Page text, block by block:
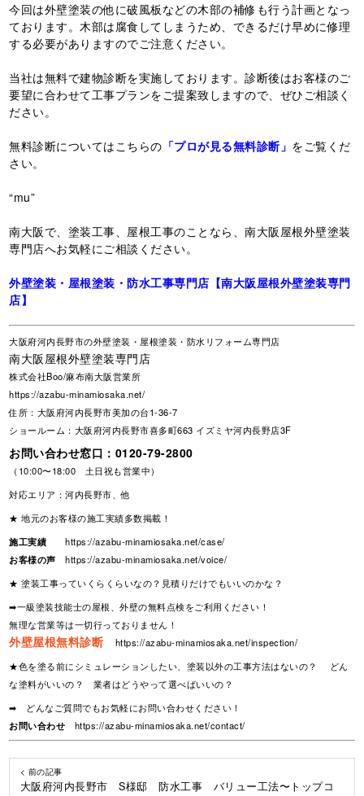
今回は外壁塗装の他に破風板などの木部の補修も行う計画となっ
ております。木部は腐食してしまうため、できるだけ早めに修理
する必要がありますのでご注意ください。
当社は無料で建物診断を実施しております。診断後はお客様のご
要望に合わせて工事プランをご提案致しますので、ぜひご相談く
ださい。
無料診断についてはこちらの 「プロが見る無料診断」 をご覧くだ
さい。
“mu”
南大阪で、塗装工事、屋根工事のことなら、南大阪屋根外壁塗装
専門店へお気軽にご相談ください。
外壁塗装・屋根塗装・防水工事専門店【南大阪屋根外壁塗装専門
店】
大阪府河内長野市の外壁塗装・屋根塗装・防水リフォーム専門店
南大阪屋根外壁塗装専門店
株式会社Boo/麻布南大阪営業所
https://azabu-minamiosaka.net/
住所：大阪府河内長野市美加の台1-36-7
ショールーム：大阪府河内長野市喜多町663 イズミヤ河内長野店3F
お問い合わせ窓口： 0120-79-2800
（10:00〜18:00 土日祝も営業中）
対応エリア：河内長野市、他
★ 地元のお客様の施工実績多数掲載！
施工実績
https://azabu-minamiosaka.net/case/
お客様の声
https://azabu-minamiosaka.net/voice/
★ 塗装工事っていくらくらいなの？見積りだけでもいいのかな？
➡一級塗装技能士の屋根、外壁の無料点検をご利用ください！
無理な営業等は一切行っておりません！
外壁屋根無料診断
https://azabu-minamiosaka.net/inspection/
★色を塗る前にシミュレーションしたい、塗装以外の工事方法はないの？ どん
な塗料がいいの？ 業者はどうやって選べばいいの？
➡ どんなご質問でもお気軽にお問い合わせください！
お問い合わせ
https://azabu-minamiosaka.net/contact/
< 前の記事
大阪府河内長野市 S様邸 防水工事 バリュー工法〜トップコ